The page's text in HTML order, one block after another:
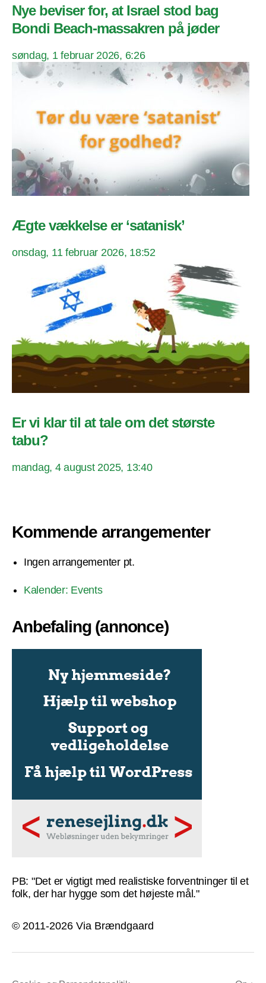
Nye beviser for, at Israel stod bag
Bondi Beach-massakren på jøder
søndag, 1 februar 2026, 6:26
Ægte vækkelse er ‘satanisk’
onsdag, 11 februar 2026, 18:52
Er vi klar til at tale om det største
tabu?
mandag, 4 august 2025, 13:40
Kommende arrangementer
Ingen arrangementer pt.
Kalender: Events
Anbefaling (annonce)
PB: "Det er vigtigt med realistiske forventninger til et
folk, der har hygge som det højeste mål."
© 2011-2026 Via Brændgaard